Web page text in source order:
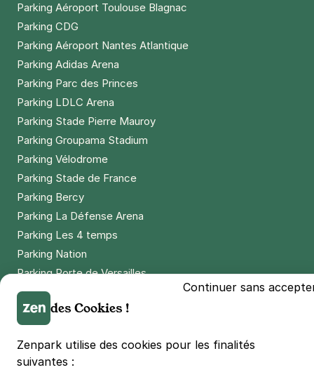
Parking Aéroport Toulouse Blagnac
Parking CDG
Parking Aéroport Nantes Atlantique
Parking Adidas Arena
Parking Parc des Princes
Parking LDLC Arena
Parking Stade Pierre Mauroy
Parking Groupama Stadium
Parking Vélodrome
Parking Stade de France
Parking Bercy
Parking La Défense Arena
Parking Les 4 temps
Parking Nation
Parking Porte de Versailles
Parking Lille Grand Palais
Parking Euralille
Parking Casino Barrière Lille
Continuer sans
des Cookies !
Zenpark utilise des cookies pour les finalités
suivantes :